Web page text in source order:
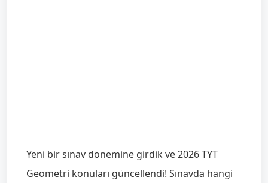
Yeni bir sınav dönemine girdik ve 2026 TYT
Geometri konuları güncellendi! Sınavda hangi